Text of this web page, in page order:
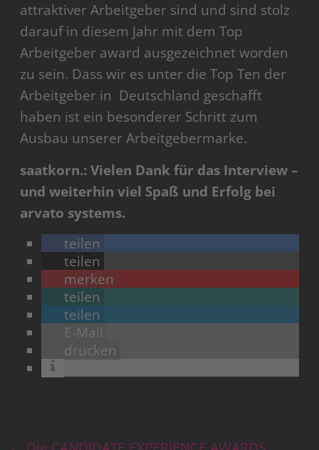
attraktiver Arbeitgeber sind und sind stolz
darauf in diesem Jahr mit dem Top
Arbeitgeber award ausgezeichnet worden
zu sein. Dass wir es unter die Top Ten der
Arbeitgeber in Deutschland geschafft
haben ist ein besonderer Schritt zum
Ausbau unserer Arbeitgebermarke.
saatkorn.: Vielen Dank für das Interview –
und weiterhin viel Spaß und Erfolg bei
arvato systems.
teilen
teilen
merken
teilen
teilen
E-Mail
drucken